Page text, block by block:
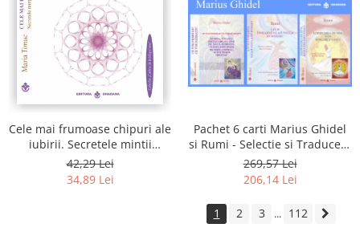
Cele mai frumoase chipuri ale
iubirii. Secretele mintii
omenesti in opera marelui
initiat, Rumi
42,29 Lei
34,89 Lei
Pachet 6 carti Marius Ghidel
si Rumi - Selectie si Traducere
de Marius Ghidel
269,57 Lei
206,14 Lei
1 2 3 ... 112